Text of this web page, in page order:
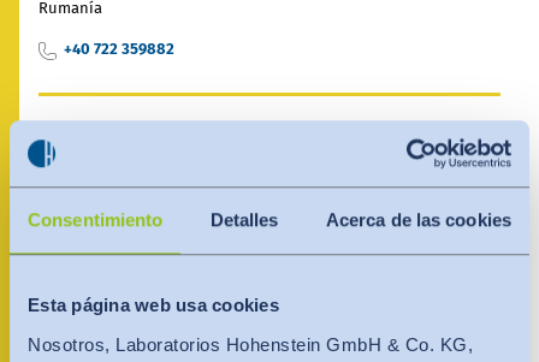
Consentimiento Detalles Acerca de las cookies
Esta página web usa cookies
Nosotros, Laboratorios Hohenstein GmbH & Co. KG,
Việt Nam
Indonesia
bahasa Indonesia
English
Indonesia
bahasa Indonesia
中国
Descargas
Prensa (EN)
Boletín (EN)
Rumanía
+40 722 359882
Persona de contacto